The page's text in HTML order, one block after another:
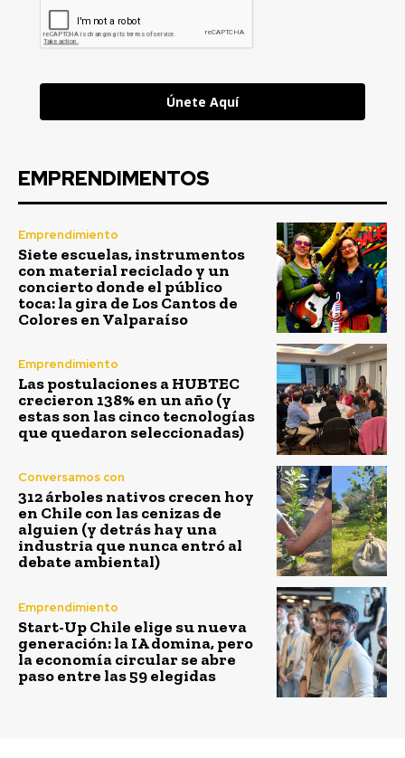
Únete Aquí
EMPRENDIMENTOS
Emprendimiento
Siete escuelas, instrumentos
con material reciclado y un
concierto donde el público
toca: la gira de Los Cantos de
Colores en Valparaíso
Emprendimiento
Las postulaciones a HUBTEC
crecieron 138% en un año (y
estas son las cinco tecnologías
que quedaron seleccionadas)
Conversamos con
312 árboles nativos crecen hoy
en Chile con las cenizas de
alguien (y detrás hay una
industria que nunca entró al
debate ambiental)
Emprendimiento
Start-Up Chile elige su nueva
generación: la IA domina, pero
la economía circular se abre
paso entre las 59 elegidas